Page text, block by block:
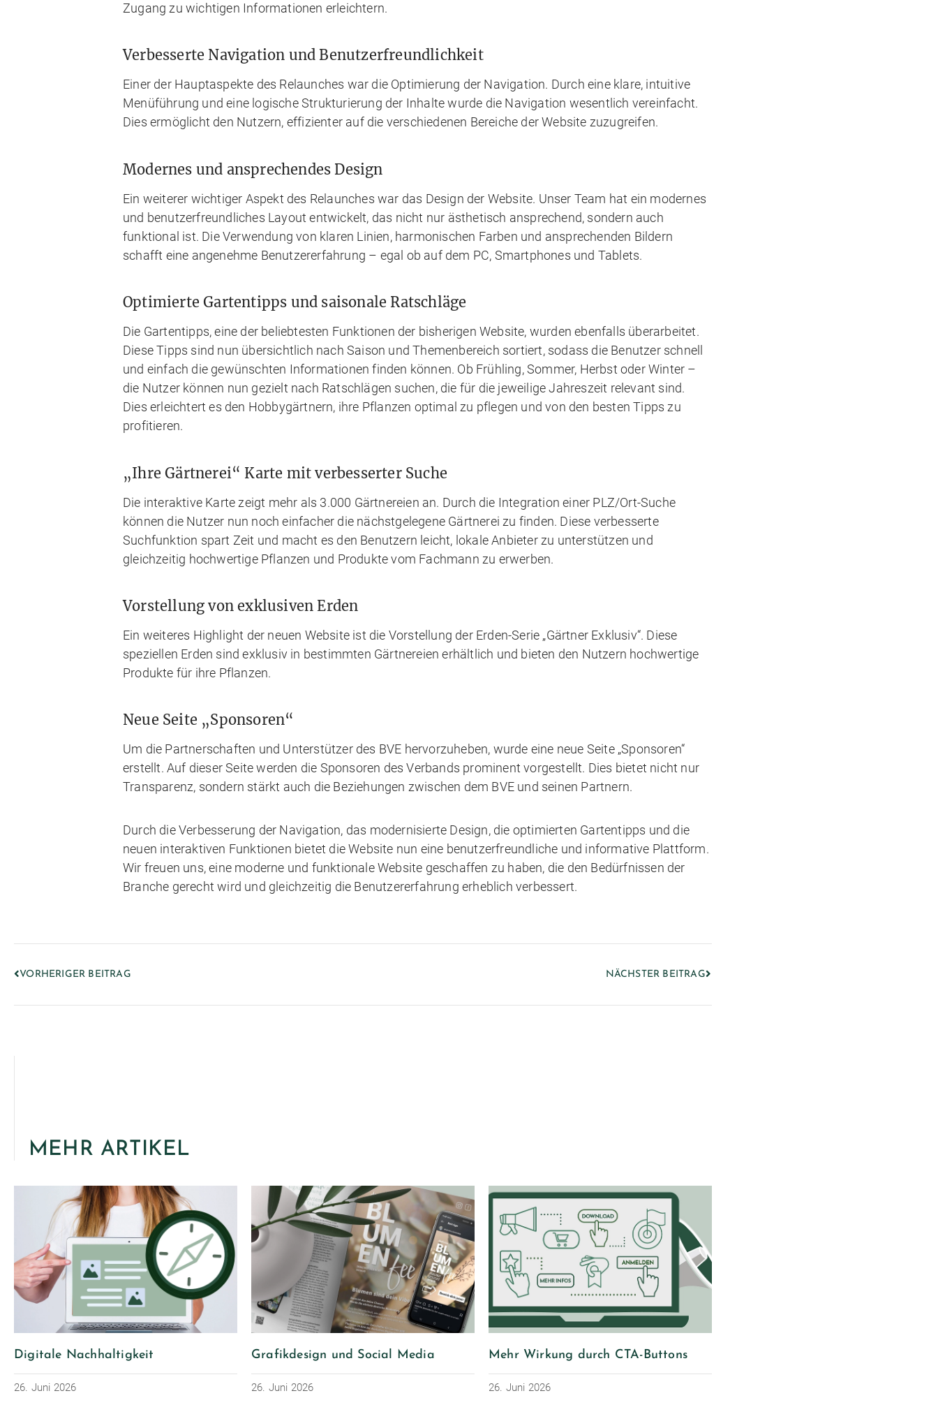
Zugang zu wichtigen Informationen erleichtern.
Verbesserte Navigation und Benutzerfreundlichkeit
Einer der Hauptaspekte des Relaunches war die Optimierung der Navigation. Durch eine klare, intuitive
Menüführung und eine logische Strukturierung der Inhalte wurde die Navigation wesentlich vereinfacht.
Dies ermöglicht den Nutzern, effizienter auf die verschiedenen Bereiche der Website zuzugreifen.
Modernes und ansprechendes Design
Ein weiterer wichtiger Aspekt des Relaunches war das Design der Website. Unser Team hat ein modernes
und benutzerfreundliches Layout entwickelt, das nicht nur ästhetisch ansprechend, sondern auch
funktional ist. Die Verwendung von klaren Linien, harmonischen Farben und ansprechenden Bildern
schafft eine angenehme Benutzererfahrung – egal ob auf dem PC, Smartphones und Tablets.
Optimierte Gartentipps und saisonale Ratschläge
Die Gartentipps, eine der beliebtesten Funktionen der bisherigen Website, wurden ebenfalls überarbeitet.
Diese Tipps sind nun übersichtlich nach Saison und Themenbereich sortiert, sodass die Benutzer schnell
und einfach die gewünschten Informationen finden können. Ob Frühling, Sommer, Herbst oder Winter –
die Nutzer können nun gezielt nach Ratschlägen suchen, die für die jeweilige Jahreszeit relevant sind.
Dies erleichtert es den Hobbygärtnern, ihre Pflanzen optimal zu pflegen und von den besten Tipps zu
profitieren.
„Ihre Gärtnerei“ Karte mit verbesserter Suche
Die interaktive Karte zeigt mehr als 3.000 Gärtnereien an. Durch die Integration einer PLZ/Ort-Suche
können die Nutzer nun noch einfacher die nächstgelegene Gärtnerei zu finden. Diese verbesserte
Suchfunktion spart Zeit und macht es den Benutzern leicht, lokale Anbieter zu unterstützen und
gleichzeitig hochwertige Pflanzen und Produkte vom Fachmann zu erwerben.
Vorstellung von exklusiven Erden
Ein weiteres Highlight der neuen Website ist die Vorstellung der Erden-Serie „Gärtner Exklusiv“. Diese
speziellen Erden sind exklusiv in bestimmten Gärtnereien erhältlich und bieten den Nutzern hochwertige
Produkte für ihre Pflanzen.
Neue Seite „Sponsoren“
Um die Partnerschaften und Unterstützer des BVE hervorzuheben, wurde eine neue Seite „Sponsoren“
erstellt. Auf dieser Seite werden die Sponsoren des Verbands prominent vorgestellt. Dies bietet nicht nur
Transparenz, sondern stärkt auch die Beziehungen zwischen dem BVE und seinen Partnern.
Durch die Verbesserung der Navigation, das modernisierte Design, die optimierten Gartentipps und die
neuen interaktiven Funktionen bietet die Website nun eine benutzerfreundliche und informative Plattform.
Wir freuen uns, eine moderne und funktionale Website geschaffen zu haben, die den Bedürfnissen der
Branche gerecht wird und gleichzeitig die Benutzererfahrung erheblich verbessert.
VORHERIGER BEITRAG NÄCHSTER BEITRAG
MEHR ARTIKEL
Digitale Nachhaltigkeit
26. Juni 2026
Grafikdesign und Social Media
26. Juni 2026
Mehr Wirkung durch CTA-Buttons
26. Juni 2026